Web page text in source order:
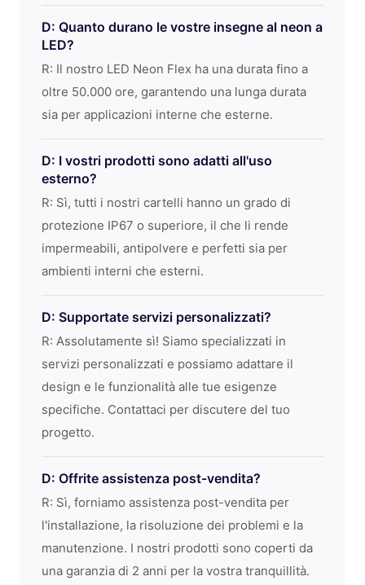
D: Quanto durano le vostre insegne al neon a
LED?
R: Il nostro LED Neon Flex ha una durata fino a
oltre 50.000 ore, garantendo una lunga durata
sia per applicazioni interne che esterne.
D: I vostri prodotti sono adatti all'uso
esterno?
R: Sì, tutti i nostri cartelli hanno un grado di
protezione IP67 o superiore, il che li rende
impermeabili, antipolvere e perfetti sia per
ambienti interni che esterni.
D: Supportate servizi personalizzati?
R: Assolutamente sì! Siamo specializzati in
servizi personalizzati e possiamo adattare il
design e le funzionalità alle tue esigenze
specifiche. Contattaci per discutere del tuo
progetto.
D: Offrite assistenza post-vendita?
R: Sì, forniamo assistenza post-vendita per
l'installazione, la risoluzione dei problemi e la
manutenzione. I nostri prodotti sono coperti da
una garanzia di 2 anni per la vostra tranquillità.